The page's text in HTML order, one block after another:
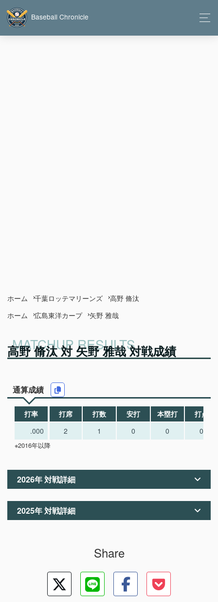
Baseball Chronicle
ホーム 千葉ロッテマリーンズ
高野 脩汰
ホーム
広島東洋カープ 矢野 雅哉
高野 脩汰 対 矢野 雅哉 対戦成績
通算成績
打率 打席 打数 安打 本塁打
打点
.000
2 1 0 0 0
※2016年以降
2026年 対戦詳細
2025年 対戦詳細
Share